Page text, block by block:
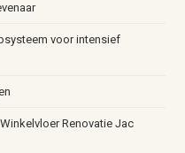
voor intensief
Renovatie Jac